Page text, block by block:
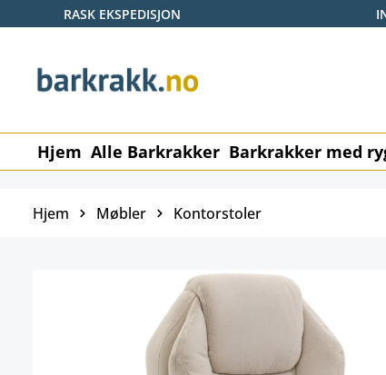
til hovedinnhold
Hopp til søk
Gå til hovednavigasjon
RASK EKSPEDISJON
Hjem Alle Barkrakker Barkrakker med
Hjem Møbler Kontorstoler